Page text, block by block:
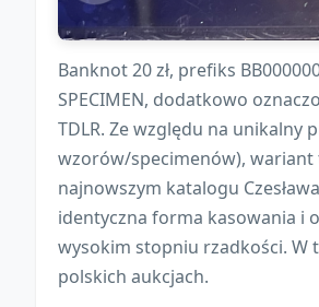
Banknot 20 zł, prefiks
SPECIMEN, dodatkowo
TDLR. Ze względu na unikalny
wzorów/specimenów), wariant
najnowszym katalogu
identyczna forma kasowania i
wysokim stopniu rzadkości. W
polskich aukcjach.